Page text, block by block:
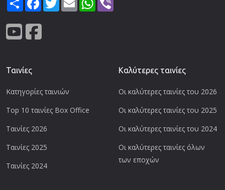
Ταινίες
Κατηγορίες ταινιών
Top 10 ταινίες Box Office
Ταινίες 2026
Ταινίες 2025
Ταινίες 2024
Καλύτερες ταινίες
Οι καλύτερες ταινίες του 2026
Οι καλύτερες ταινίες του 2025
Οι καλύτερες ταινίες του 2024
Οι καλύτερες ταινίες όλων
των εποχών